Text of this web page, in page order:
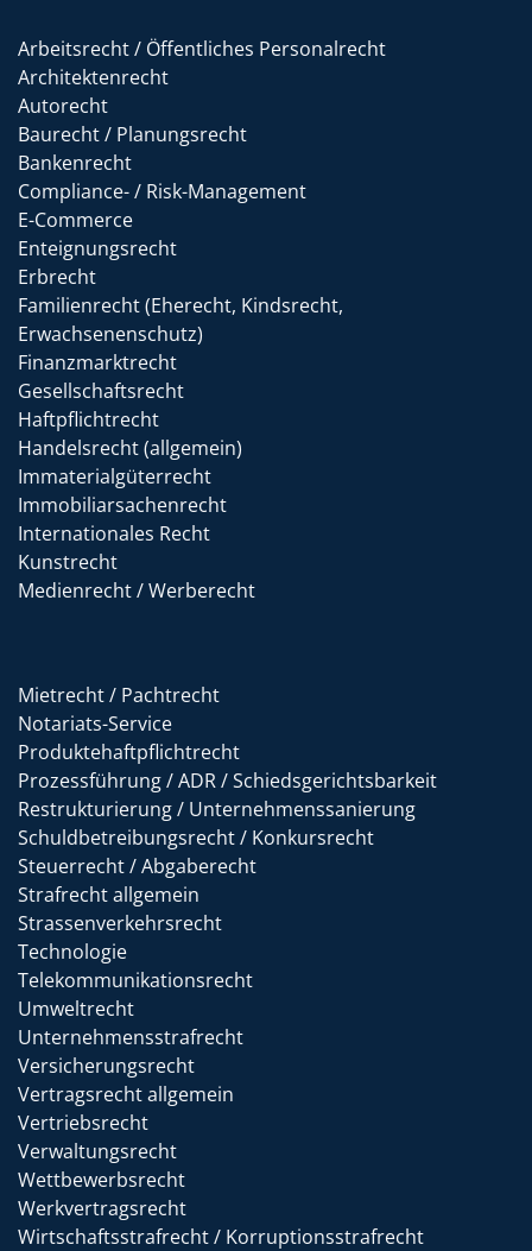
Arbeitsrecht / Öffentliches Personalrecht
Architektenrecht
Autorecht
Baurecht / Planungsrecht
Bankenrecht
Compliance- / Risk-Management
E-Commerce
Enteignungsrecht
Erbrecht
Familienrecht (Eherecht, Kindsrecht,
Erwachsenenschutz)
Finanzmarktrecht
Gesellschaftsrecht
Haftpflichtrecht
Handelsrecht (allgemein)
Immaterialgüterrecht
Immobiliarsachenrecht
Internationales Recht
Kunstrecht
Medienrecht / Werberecht
Mietrecht / Pachtrecht
Notariats-Service
Produktehaftpflichtrecht
Prozessführung / ADR / Schiedsgerichtsbarkeit
Restrukturierung / Unternehmenssanierung
Schuldbetreibungsrecht / Konkursrecht
Steuerrecht / Abgaberecht
Strafrecht allgemein
Strassenverkehrsrecht
Technologie
Telekommunikationsrecht
Umweltrecht
Unternehmensstrafrecht
Versicherungsrecht
Vertragsrecht allgemein
Vertriebsrecht
Verwaltungsrecht
Wettbewerbsrecht
Werkvertragsrecht
Wirtschaftsstrafrecht / Korruptionsstrafrecht